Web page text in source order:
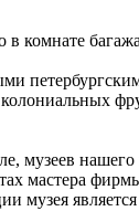
комнате
музеев
мастера